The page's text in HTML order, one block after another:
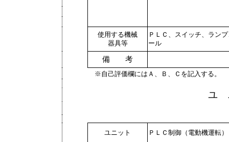
使用する機械
器具等
ＰＬＣ、スイッチ、ラン
ール
備 考
※自己評価欄にはＡ、Ｂ、Ｃを記入する。
ユ
ユニット ＰＬＣ制御（電動機運転）